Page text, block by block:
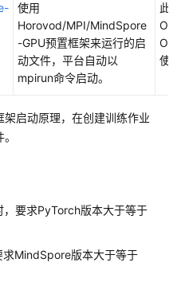
使用
Horovod/MPI/MindSpore
-GPU预置框架来运行的启
动文件，平台自动以
mpirun命令启动。
此
使
启动原理，在创建训练作业
要求PyTorch版本大于等于
MindSpore版本大于等于